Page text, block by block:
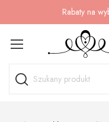
Rabaty na